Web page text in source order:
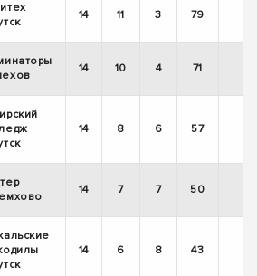
14 11 3 79
14 10 4 71
14 8 6 57
14 7 7 50
14 6 8 43